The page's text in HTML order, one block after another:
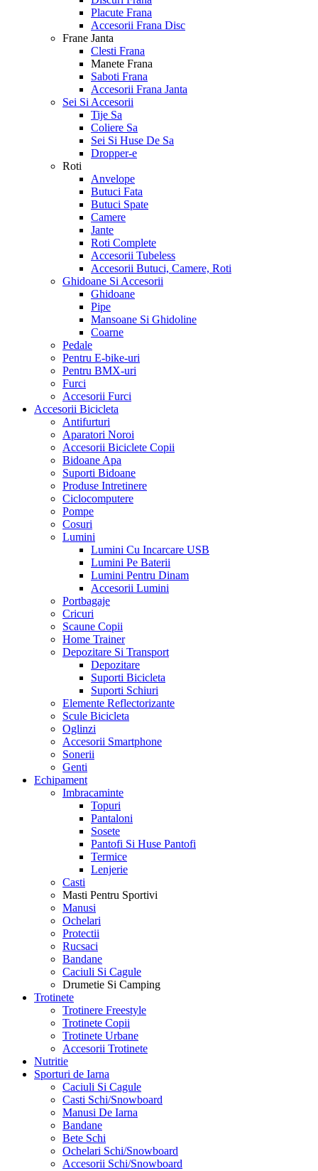
Placute Frana
Accesorii Frana Disc
Frane Janta
Clesti Frana
Manete Frana
Saboti Frana
Accesorii Frana Janta
Sei Si Accesorii
Tije Sa
Coliere Sa
Sei Si Huse De Sa
Dropper-e
Roti
Anvelope
Butuci Fata
Butuci Spate
Camere
Jante
Roti Complete
Accesorii Tubeless
Accesorii Butuci, Camere, Roti
Ghidoane Si Accesorii
Ghidoane
Pipe
Mansoane Si Ghidoline
Coarne
Pedale
Pentru E-bike-uri
Pentru BMX-uri
Furci
Accesorii Furci
Accesorii Bicicleta
Antifurturi
Aparatori Noroi
Accesorii Biciclete Copii
Bidoane Apa
Suporti Bidoane
Produse Intretinere
Ciclocomputere
Pompe
Cosuri
Lumini
Lumini Cu Incarcare USB
Lumini Pe Baterii
Lumini Pentru Dinam
Accesorii Lumini
Portbagaje
Cricuri
Scaune Copii
Home Trainer
Depozitare Si Transport
Depozitare
Suporti Bicicleta
Suporti Schiuri
Elemente Reflectorizante
Scule Bicicleta
Oglinzi
Accesorii Smartphone
Sonerii
Genti
Echipament
Imbracaminte
Topuri
Pantaloni
Sosete
Pantofi Si Huse Pantofi
Termice
Lenjerie
Casti
Masti Pentru Sportivi
Manusi
Ochelari
Protectii
Rucsaci
Bandane
Caciuli Si Cagule
Drumetie Si Camping
Trotinete
Trotinere Freestyle
Trotinete Copii
Trotinete Urbane
Accesorii Trotinete
Nutritie
Sporturi de Iarna
Caciuli Si Cagule
Casti Schi/Snowboard
Manusi De Iarna
Bandane
Bete Schi
Ochelari Schi/Snowboard
Accesorii Schi/Snowboard